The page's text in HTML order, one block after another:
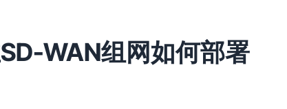
WAN组网如何部署